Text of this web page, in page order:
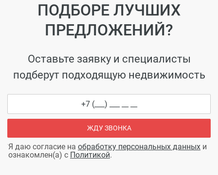
ПОДБОРЕ ЛУЧШИХ
ПРЕДЛОЖЕНИЙ?
Оставьте заявку и специалисты
подберут подходящую недвижимость
ЖДУ ЗВОНКА
Я даю согласие на обработку персональных данных и
ознакомлен(а) с Политикой.